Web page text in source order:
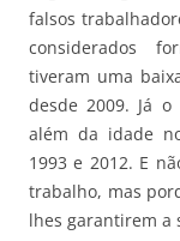
falsos
considerados
tiveram uma
desde 2009. Já
além da idade
1993 e 2012. E
trabalho, mas
lhes garantirem a